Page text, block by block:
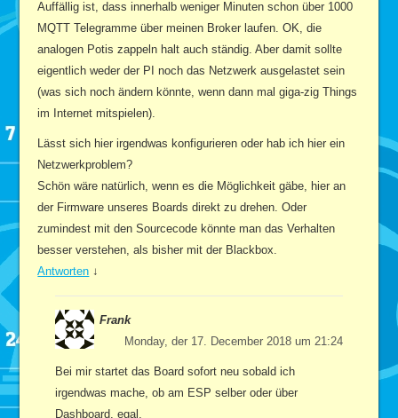
Auffällig ist, dass innerhalb weniger Minuten schon über 1000
MQTT Telegramme über meinen Broker laufen. OK, die
analogen Potis zappeln halt auch ständig. Aber damit sollte
eigentlich weder der PI noch das Netzwerk ausgelastet sein
(was sich noch ändern könnte, wenn dann mal giga-zig Things
im Internet mitspielen).
Lässt sich hier irgendwas konfigurieren oder hab ich hier ein
Netzwerkproblem?
Schön wäre natürlich, wenn es die Möglichkeit gäbe, hier an
der Firmware unseres Boards direkt zu drehen. Oder
zumindest mit den Sourcecode könnte man das Verhalten
besser verstehen, als bisher mit der Blackbox.
Antworten ↓
Frank
Monday, der 17. December 2018 um 21:24
Bei mir startet das Board sofort neu sobald ich
irgendwas mache, ob am ESP selber oder über
Dashboard, egal.